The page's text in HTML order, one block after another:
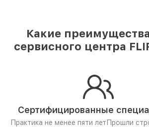
Какие
сервисного центра
Сертифицированные
Практика не менее пяти лет Прошли